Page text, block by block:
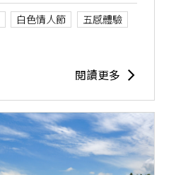
白色情人節 五感體驗
閱讀更多